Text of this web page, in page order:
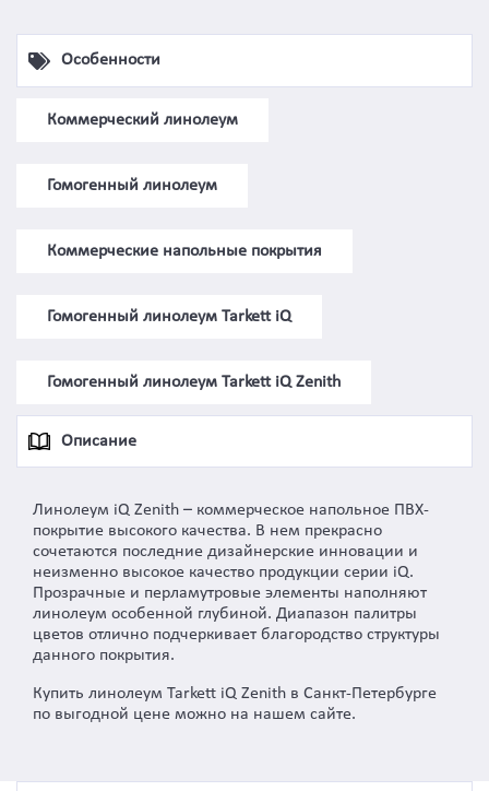
Особенности
Коммерческий линолеум
Гомогенный линолеум
Коммерческие напольные покрытия
Гомогенный линолеум Tarkett iQ
Гомогенный линолеум Tarkett iQ Zenith
Описание
Линолеум iQ Zenith – коммерческое напольное ПВХ-
покрытие высокого качества. В нем прекрасно
сочетаются последние дизайнерские инновации и
неизменно высокое качество продукции серии iQ.
Прозрачные и перламутровые элементы наполняют
линолеум особенной глубиной. Диапазон палитры
цветов отлично подчеркивает благородство структуры
данного покрытия.
Купить линолеум Tarkett iQ Zenith в Санкт-Петербурге
по выгодной цене можно на нашем сайте.